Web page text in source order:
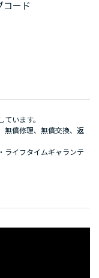
います。
無償修理、無償交換、返
ライフタイムギャランテ
コード